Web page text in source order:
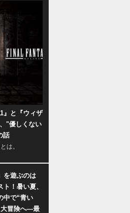
』と『ウィザ
"優しくない
話
は。
を遊ぶのは
ト！暑い夏、
中で“青い
大冒険へ―最